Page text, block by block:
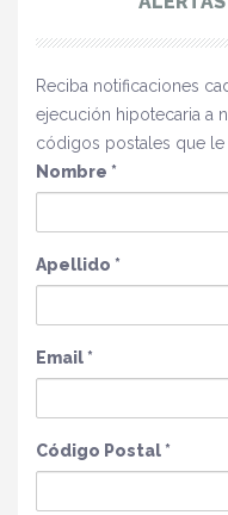
Reciba notificaciones
ejecución hipotecaria a
códigos postales que le
Nombre *
Apellido *
Email*
Código Postal*